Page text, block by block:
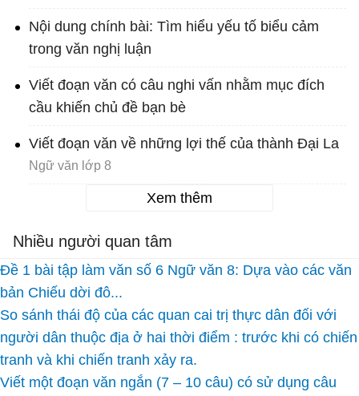
Nội dung chính bài: Tìm hiểu yếu tố biểu cảm
trong văn nghị luận
Viết đoạn văn có câu nghi vấn nhằm mục đích
cầu khiến chủ đề bạn bè
Viết đoạn văn về những lợi thế của thành Đại La
Ngữ văn lớp 8
Xem thêm
Nhiều người quan tâm
Đề 1 bài tập làm văn số 6 Ngữ văn 8: Dựa vào các văn
bản Chiếu dời đô...
So sánh thái độ của các quan cai trị thực dân đối với
người dân thuộc địa ở hai thời điểm : trước khi có chiến
tranh và khi chiến tranh xảy ra.
Viết một đoạn văn ngắn (7 – 10 câu) có sử dụng câu